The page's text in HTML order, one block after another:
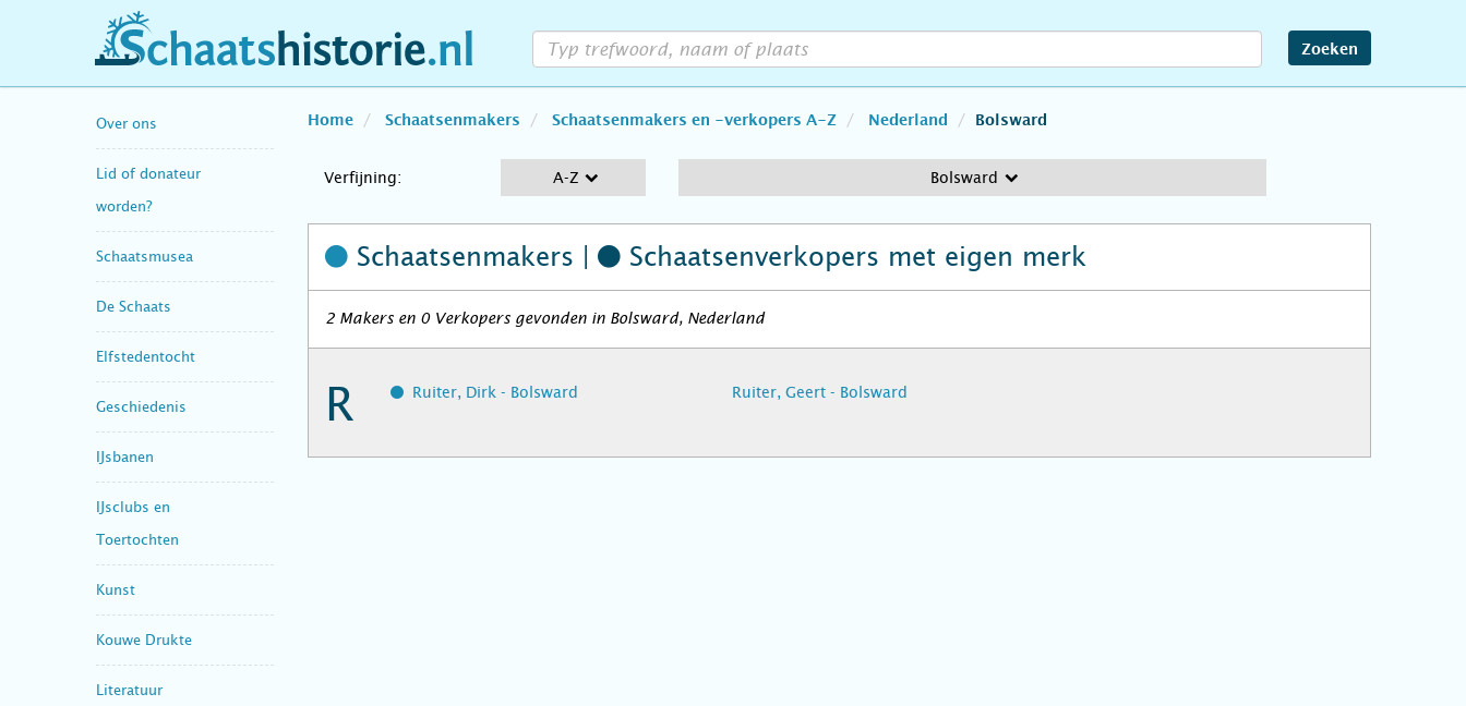
schaatshistorie.nl Zoeken
Over ons
Lid of donateur
worden?
Schaatsmusea
De Schaats
Elfstedentocht
Geschiedenis
IJsbanen
IJsclubs en
Toertochten
Kunst
Kouwe Drukte
Literatuur
Home Schaatsenmakers Schaatsenmakers en -verkopers A-Z Nederland Bolsward
Verfijning: A-Z Bolsward
Schaatsenmakers | Schaatsenverkopers met eigen merk
2 Makers en 0 Verkopers gevonden in Bolsward, Nederland
R Ruiter, Dirk - Bolsward Ruiter, Geert - Bolsward